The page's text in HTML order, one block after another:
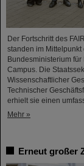
Der Fortschritt des
standen im Mittelpunkt
Bundesministerium
Campus. Die
Wissenschaftlicher
Technischer
erhielt sie einen
Mehr »
Erneut großer